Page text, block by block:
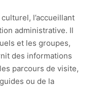
l’accueillant
administrative. Il
et les groupes,
des informations
parcours de visite,
ou de la